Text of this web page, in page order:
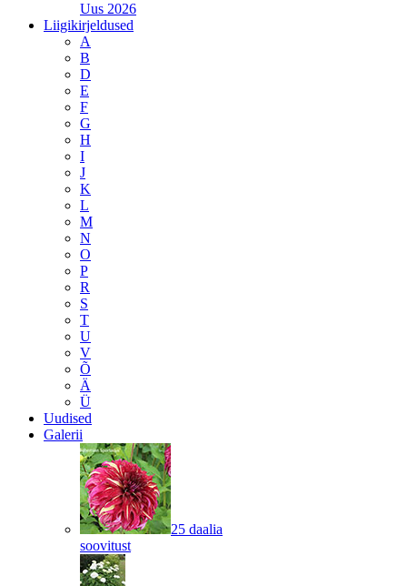
Uus 2026
Liigikirjeldused
A
B
D
E
F
G
H
I
J
K
L
M
N
O
P
R
S
T
U
V
Õ
Ä
Ü
Uudised
Galerii
25 daalia
soovitust